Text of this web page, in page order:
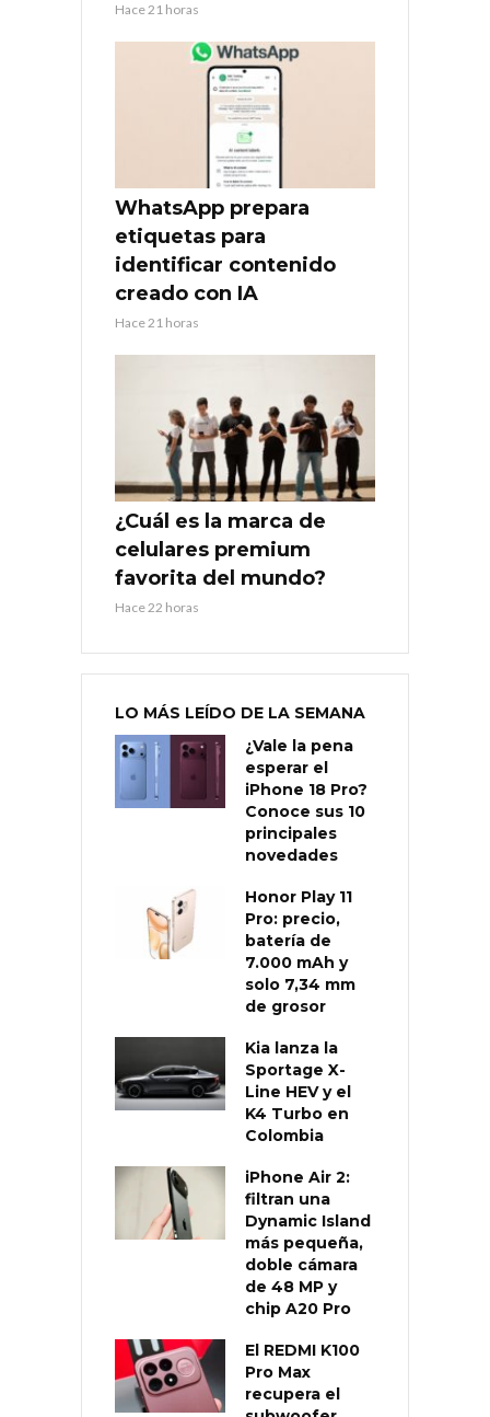
Hace 21 horas
WhatsApp prepara
etiquetas para
identificar contenido
creado con IA
Hace 21 horas
¿Cuál es la marca de
celulares premium
favorita del mundo?
Hace 22 horas
LO MÁS LEÍDO DE LA SEMANA
¿Vale la pena
esperar el
iPhone 18 Pro?
Conoce sus 10
principales
novedades
Honor Play 11
Pro: precio,
batería de
7.000 mAh y
solo 7,34 mm
de grosor
Kia lanza la
Sportage X-
Line HEV y el
K4 Turbo en
Colombia
iPhone Air 2:
filtran una
Dynamic Island
más pequeña,
doble cámara
de 48 MP y
chip A20 Pro
El REDMI K100
Pro Max
recupera el